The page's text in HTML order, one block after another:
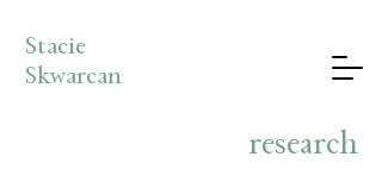
Stacie
Skwarcan
research